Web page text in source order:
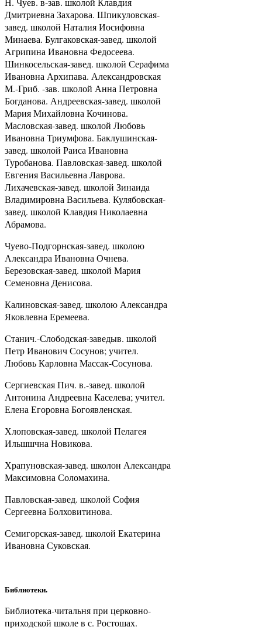
Дмитриевна Захарова. Шпикуловская-
завед. школой Наталия Иосифовна
Минаева. Булгаковская-завед. школой
Агрипина Ивановна Федосеева.
Шинкосельская-завед. школой Серафима
Ивановна Архипава. Александровская
М.-Гриб. -зав. школой Анна Петровна
Богданова. Андреевская-завед. школой
Мария Михайловна Кочинова.
Масловская-завед. школой Любовь
Ивановна Триумфова. Баклушинская-
завед. школой Раиса Ивановна
Туробанова. Павловская-завед. школой
Евгения Васильевна Лаврова.
Лихачевская-завед. школой Зинаида
Владимировна Васильева. Кулябовская-
завед. школой Клавдия Николаевна
Абрамова.
Чуево-Подгорнская-завед. школою
Александра Ивановна Очнева.
Березовская-завед. школой Мария
Семеновна Денисова.
Калиновская-завед. школою Александра
Яковлевна Еремеева.
Станич.-Слободская-заведыв. школой
Петр Иванович Сосунов; учител.
Любовь Карловна Массак-Сосунова.
Сергиевская Пич. в.-завед. школой
Антонина Андреевна Каселева; учител.
Елена Егоровна Богоявленская.
Хлоповская-завед. школой Пелагея
Ильшшчна Новикова.
Храпуновская-завед. школон Александра
Максимовна Соломахина.
Павловская-завед. школой София
Сергеевна Болховитинова.
Семигорская-завед. школой Екатерина
Ивановна Суковская.
Библиотеки.
Библиотека-читальня при церковно-
приходской школе в с. Ростошах.